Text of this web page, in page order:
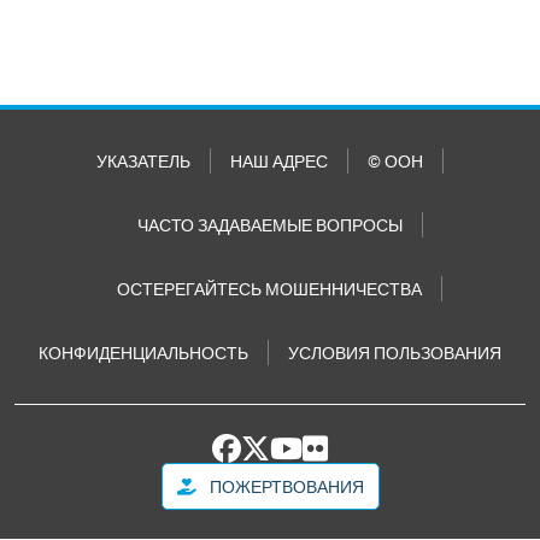
УКАЗАТЕЛЬ НАШ АДРЕС © ООН
ЧАСТО ЗАДАВАЕМЫЕ ВОПРОСЫ
ОСТЕРЕГАЙТЕСЬ МОШЕННИЧЕСТВА
КОНФИДЕНЦИАЛЬНОСТЬ УСЛОВИЯ ПОЛЬЗОВАНИЯ
ПОЖЕРТВОВАНИЯ